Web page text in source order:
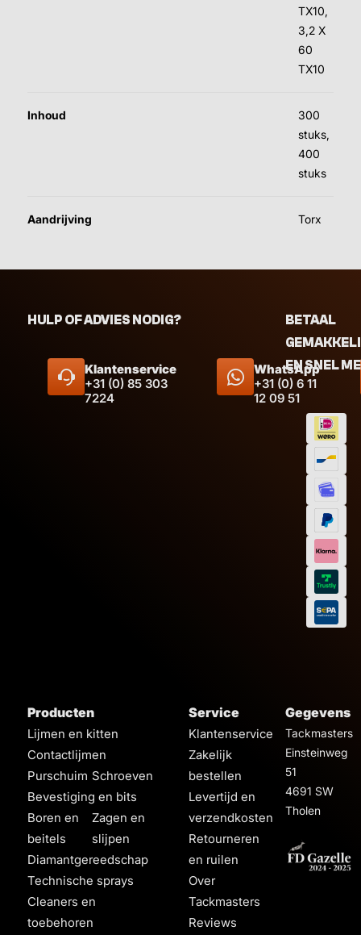
TX10,
3,2 X
60
TX10
Inhoud
300
stuks,
400
stuks
Aandrijving Torx
HULP OF ADVIES NODIG?
Klantenservice
+31 (0) 85 303
7224
WhatsApp
+31 (0) 6 11
12 09 51
BETAAL
EN SNEL
Producten
Lijmen en kitten
Contactlijmen
Purschuim Schroeven
Bevestiging en bits
Boren en
beitels
Zagen en
slijpen
Diamantgereedschap
Technische sprays
Cleaners en
toebehoren
Service
Klantenservice
Zakelijk
bestellen
Levertijd en
verzendkosten
Retourneren
en ruilen
Over
Tackmasters
Reviews
Gegevens
Tackmasters
Einsteinweg
51
4691 SW
Tholen